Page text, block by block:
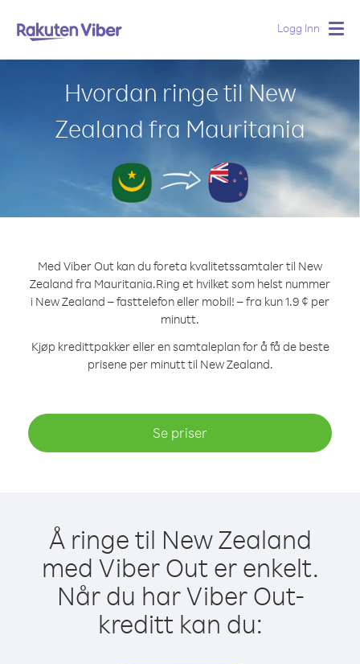
Logg Inn
Hvordan ringe til New
Zealand fra Mauritania
Med Viber Out kan du foreta kvalitetssamtaler til New
Zealand fra Mauritania.Ring et hvilket som helst nummer
i New Zealand – fasttelefon eller mobil! – fra kun 1.9 ¢ per
minutt.
Kjøp kredittpakker eller en samtaleplan for å få de beste
prisene per minutt til New Zealand.
Se priser
Å ringe til New Zealand
med Viber Out er enkelt.
Når du har Viber Out-
kreditt kan du: